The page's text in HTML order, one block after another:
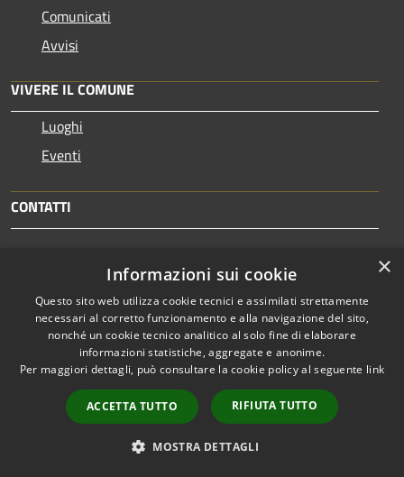
Comunicati
Avvisi
VIVERE IL COMUNE
Luoghi
Eventi
CONTATTI
Piazza Fracastoro, 8, 37010 - Cavaion Veronese (VR) -
37010 - Cavaion Veronese
Codice Fiscale: 81000830232
Partita IVA: 00887460236
segreteria@pec.comunecavaion.it
Centralino Unico: 0456265713
×
Informazioni sui cookie
Questo sito web utilizza cookie tecnici e assimilati strettamente
necessari al corretto funzionamento e alla navigazione del sito,
nonché un cookie tecnico analitico al solo fine di elaborare
informazioni statistiche, aggregate e anonime.
Per maggiori dettagli, può consultare la cookie policy al seguente link
ACCETTA TUTTO RIFIUTA TUTTO
MOSTRA DETTAGLI